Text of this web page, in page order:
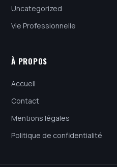
Uncategorized
Vie Professionnelle
À PROPOS
Accueil
Contact
Mentions légales
Politique de confidentialité